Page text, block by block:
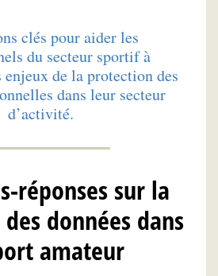
clés pour aider les
du secteur sportif à
de la protection des
dans leur secteur
d’activité.
réponses sur la
données dans
amateur